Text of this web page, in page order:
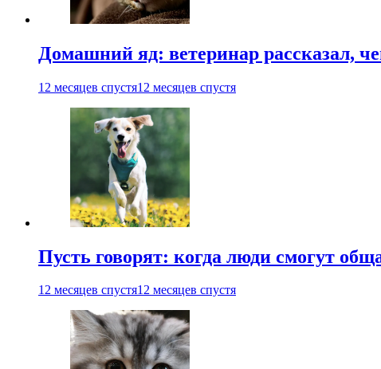
Домашний яд: ветеринар рассказал,
12 месяцев спустя12 месяцев спустя
Пусть говорят: когда люди смогут
12 месяцев спустя12 месяцев спустя